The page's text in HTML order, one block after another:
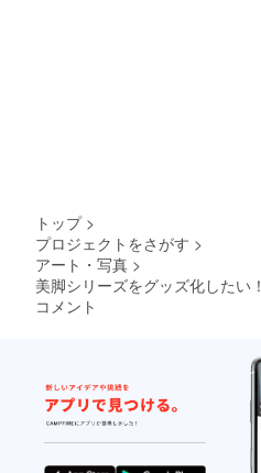
トップ >
プロジェクトをさがす >
アート・写真 >
美脚シリーズをグッズ化したい！
コメント